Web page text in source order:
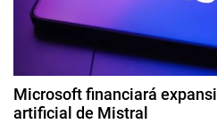
Microsoft financiará
artificial de Mistral